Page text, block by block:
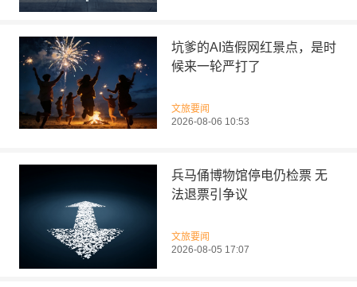
坑爹的AI造假网红景点，是时
候来一轮严打了
文旅要闻
2026-08-06 10:53
兵马俑博物馆停电仍检票 无
法退票引争议
文旅要闻
2026-08-05 17:07